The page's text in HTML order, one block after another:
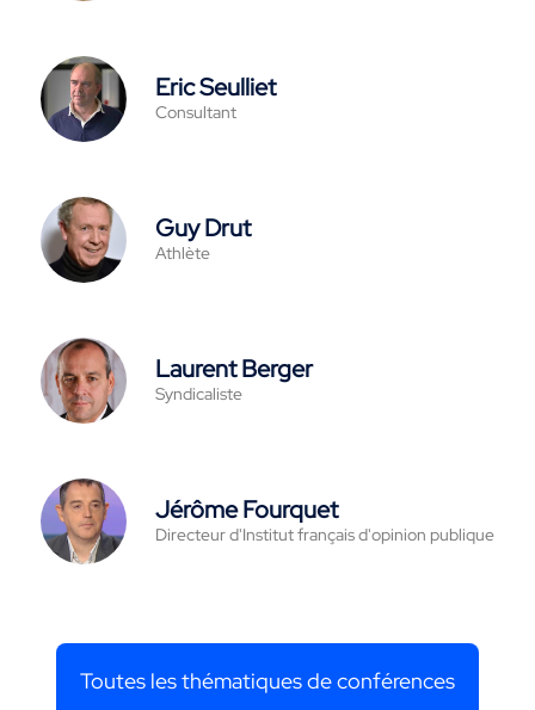
Eric Seulliet
Consultant
Guy Drut
Athlète
Laurent Berger
Syndicaliste
Jérôme Fourquet
Directeur d'Institut français d'opinion publique
Toutes les thématiques de conférences